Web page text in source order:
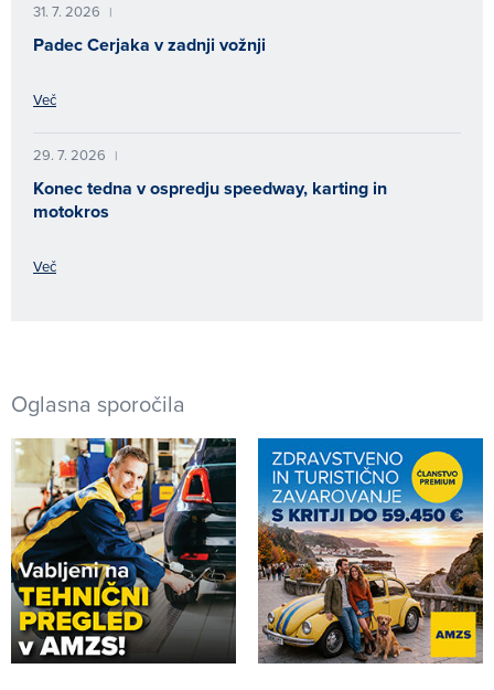
31. 7. 2026 |
Padec Cerjaka v zadnji vožnji
Več
29. 7. 2026 |
Konec tedna v ospredju speedway, karting in
motokros
Več
Oglasna sporočila